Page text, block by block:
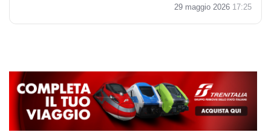
29 maggio 2026 17:25